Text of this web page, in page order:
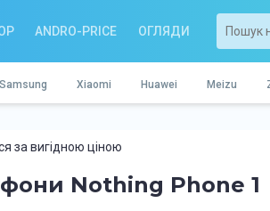
ANDRO-PRICE ОГЛЯДИ
Samsung Xiaomi Huawei Meizu
за вигідною ціною
Nothing Phone 1